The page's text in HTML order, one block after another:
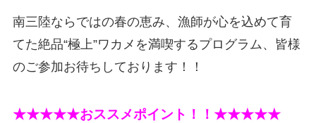
南三陸ならではの春の恵み、漁師が心を込めて育
てた絶品“極上”ワカメを満喫するプログラム、皆様
のご参加お待ちしております！！
★★★★★おススメポイント！！★★★★★